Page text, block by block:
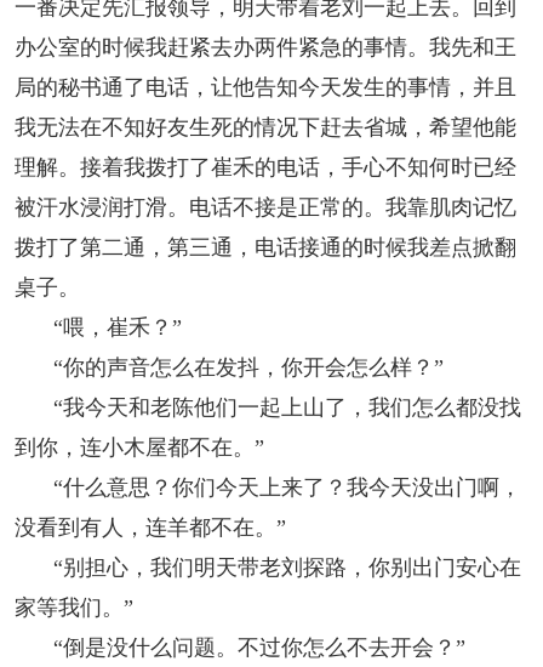
一番决定先汇报领导，明天带着老刘一起上去。回到
办公室的时候我赶紧去办两件紧急的事情。我先和王
局的秘书通了电话，让他告知今天发生的事情，并且
我无法在不知好友生死的情况下赶去省城，希望他能
理解。接着我拨打了崔禾的电话，手心不知何时已经
被汗水浸润打滑。电话不接是正常的。我靠肌肉记忆
拨打了第二通，第三通，电话接通的时候我差点掀翻
桌子。
“喂，崔禾？”
“你的声音怎么在发抖，你开会怎么样？”
“我今天和老陈他们一起上山了，我们怎么都没找
到你，连小木屋都不在。”
“什么意思？你们今天上来了？我今天没出门啊，
没看到有人，连羊都不在。”
“别担心，我们明天带老刘探路，你别出门安心在
家等我们。”
“倒是没什么问题。不过你怎么不去开会？”